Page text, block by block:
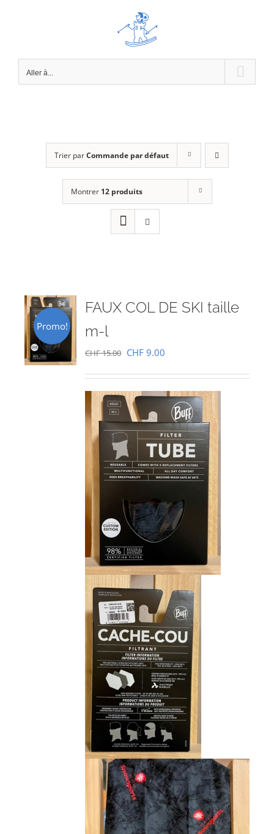
Aller à...
Trier parCommande par défaut
Montrer 12 produits
Promo!
FAUX COL DE SKI taille
m-l
CHF15.00 Le
initial
était :
CHF 15.00.
CHF 9.00
actuel
est :
CHF 9.00.